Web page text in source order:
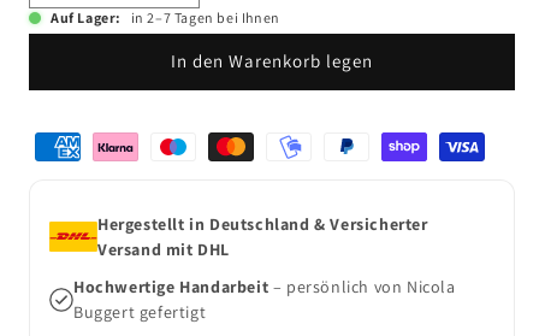
die
Menge
Sägezahn
Anhänger
die
Menge
für
Sägezahn
Anhänger
Auf Lager: in 2–7 Tagen bei Ihnen
In den Warenkorb legen
Zahlungsmethoden
Hergestellt in Deutschland & Versicherter
Versand mit DHL
Hochwertige Handarbeit – persönlich von Nicola
Buggert gefertigt